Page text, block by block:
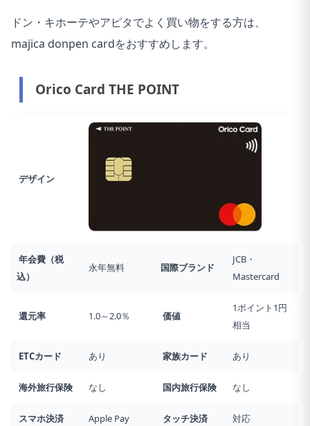
ドン・キホーテやアピタでよく買い物をする方は、
majica donpen cardをおすすめします。
Orico Card THE POINT
デザイン
年会費（税
込）
永年無料 国際ブランド
JCB・
Mastercard
還元率 1.0～2.0％ 価値
1ポイント1円
相当
ETCカード あり 家族カード あり
海外旅行保険 なし 国内旅行保険 なし
スマホ決済 Apple Pay タッチ決済 対応